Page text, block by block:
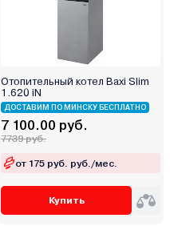
Отопительный котел Baxi Slim
1.620 iN
ДОСТАВИМ ПО МИНСКУ БЕСПЛАТНО
7 100.00 руб.
7739 руб.
от 175 руб. руб./мес.
Купить